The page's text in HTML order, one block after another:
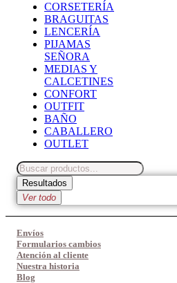
CORSETERÍA
BRAGUITAS
LENCERÍA
PIJAMAS
SEÑORA
MEDIAS Y
CALCETINES
CONFORT
OUTFIT
BAÑO
CABALLERO
OUTLET
Search
...Resultados
Ver todo
Envíos
Formularios cambios
Atención al cliente
Nuestra historia
Blog